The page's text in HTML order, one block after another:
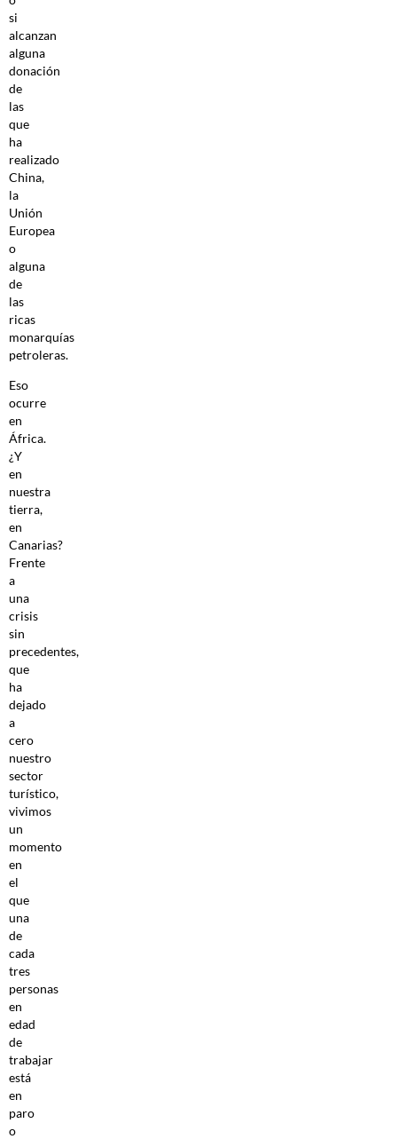
si
alcanzan
alguna
donación
de
las
que
ha
realizado
China,
la
Unión
Europea
o
alguna
de
las
ricas
monarquías
petroleras.
Eso
ocurre
en
África.
¿Y
en
nuestra
tierra,
en
Canarias?
Frente
a
una
crisis
sin
precedentes,
que
ha
dejado
a
cero
nuestro
sector
turístico,
vivimos
un
momento
en
el
que
una
de
cada
tres
personas
en
edad
de
trabajar
está
en
paro
o